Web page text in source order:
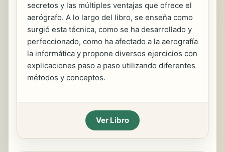
secretos y las múltiples ventajas que ofrece el
aerógrafo. A lo largo del libro, se enseña como
surgió esta técnica, como se ha desarrollado y
perfeccionado, como ha afectado a la aerografía
la informática y propone diversos ejercicios con
explicaciones paso a paso utilizando diferentes
métodos y conceptos.
Ver Libro